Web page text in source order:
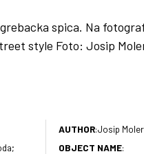
spica. Na
style Foto: Josip
AUTHOR:Josip Moler
OBJECT NAME: